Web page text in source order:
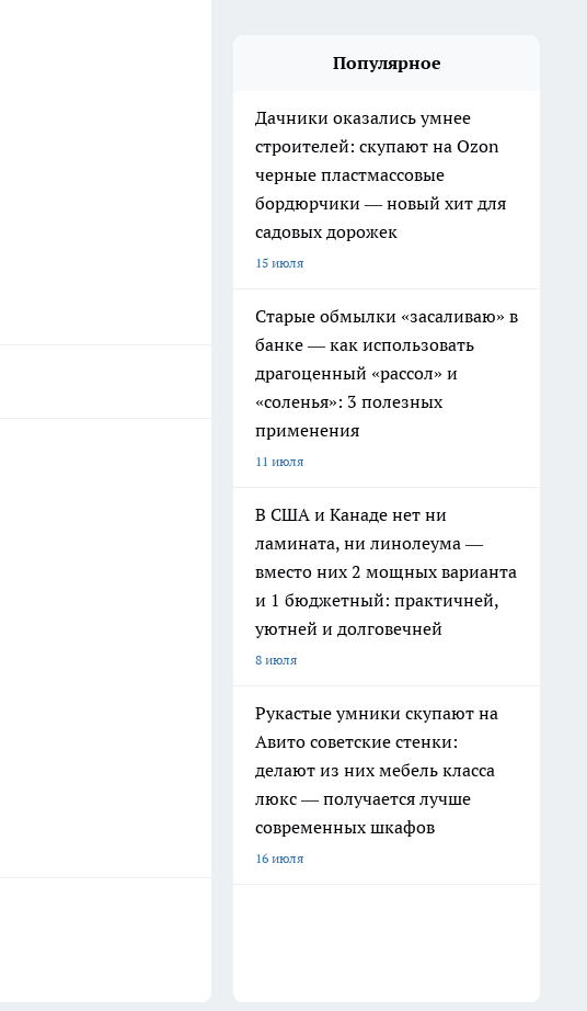
Популярное
Дачники оказались умнее
строителей: скупают на Ozon
черные пластмассовые
бордюрчики — новый хит для
садовых дорожек
15 июля
Старые обмылки «засаливаю» в
банке — как использовать
драгоценный «рассол» и
«соленья»: 3 полезных
применения
11 июля
В США и Канаде нет ни
ламината, ни линолеума —
вместо них 2 мощных варианта
и 1 бюджетный: практичней,
уютней и долговечней
8 июля
Рукастые умники скупают на
Авито советские стенки:
делают из них мебель класса
люкс — получается лучше
современных шкафов
16 июля